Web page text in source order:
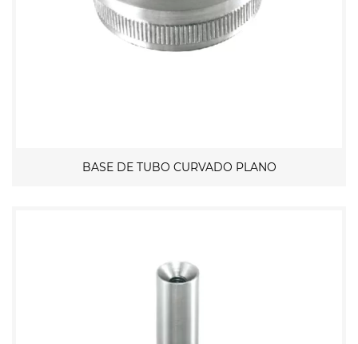
BASE DE TUBO CURVADO PLANO